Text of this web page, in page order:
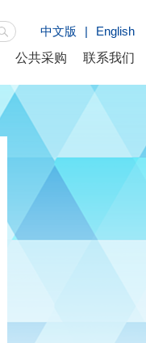
中文版 |
English
公共采购 联系我们